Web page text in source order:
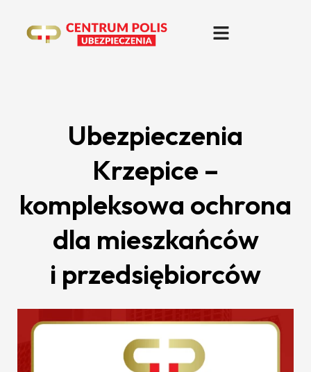
Ubezpieczenia
Krzepice –
kompleksowa ochrona
dla mieszkańców
i przedsiębiorców